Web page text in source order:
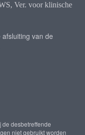
Ver. voor klinische
van de
de desbetreffende
niet gebruikt worden